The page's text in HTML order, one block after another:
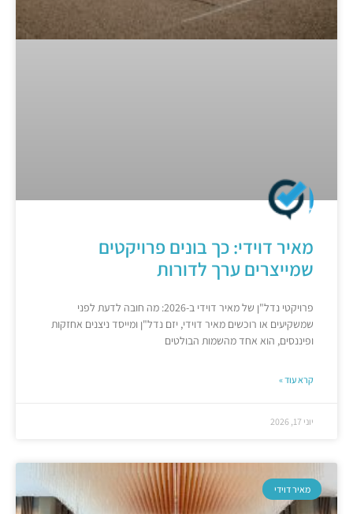
מאיר דוידי: כך בונים פרויקטים
שמייצרים ערך לדורות
פרויקטי נדל"ן של מאיר דוידי ב-2026: מה חובה לדעת לפני
שמשקיעים או רוכשים מאיר דוידי, יזם נדל"ן ומייסד ניצנים אחזקות
ופיננסים, הוא אחד מהשמות הבולטים
קרא עוד »
יוני 17, 2026
מאיר דוידי